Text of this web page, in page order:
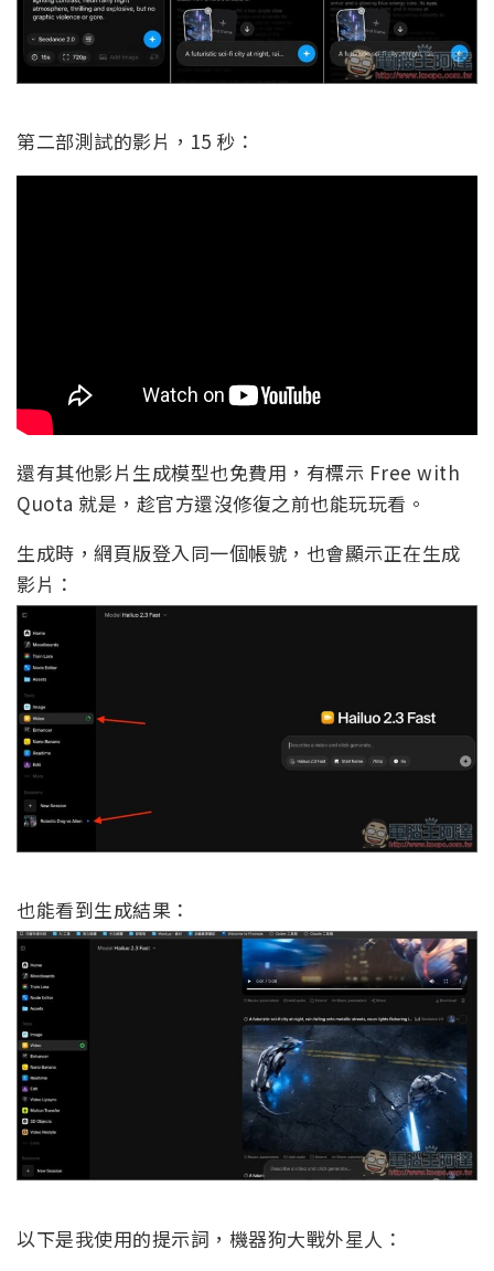
第二部測試的影片，15 秒：
還有其他影片生成模型也免費用，有標示 Free with
Quota 就是，趁官方還沒修復之前也能玩玩看。
生成時，網頁版登入同一個帳號，也會顯示正在生成
影片：
也能看到生成結果：
以下是我使用的提示詞，機器狗大戰外星人：